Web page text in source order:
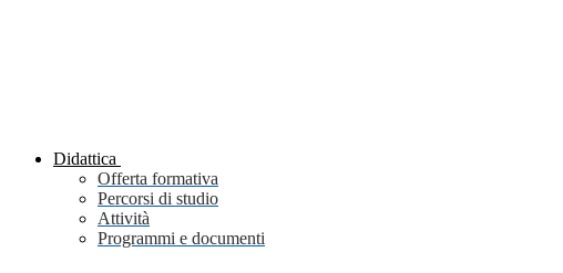
Didattica
Offerta formativa
Percorsi di studio
Attività
Programmi e documenti